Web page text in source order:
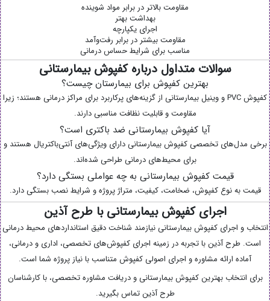
مقاومت بالاتر در برابر مواد شوینده
بهداشت بهتر
اجرای یکپارچه
مقاومت بیشتر در برابر رفت‌وآمد
مناسب برای شرایط حساس درمانی
سوالات متداول درباره کفپوش بیمارستانی
بهترین کفپوش برای بیمارستان چیست؟
کفپوش PVC و وینیل بیمارستانی از گزینه‌های پرکاربرد برای مراکز درمانی هستند؛ زیرا
مقاومت و قابلیت نظافت مناسبی دارند.
آیا کفپوش بیمارستانی ضد باکتری است؟
برخی مدل‌های تخصصی کفپوش بیمارستانی دارای ویژگی‌های آنتی‌باکتریال هستند و
برای محیط‌های درمانی طراحی شده‌اند.
قیمت کفپوش بیمارستانی به چه عواملی بستگی دارد؟
قیمت به نوع کفپوش، ضخامت، کیفیت، متراژ پروژه و شرایط نصب بستگی دارد.
اجرای کفپوش بیمارستانی با طرح آذین
انتخاب و اجرای کفپوش بیمارستانی نیازمند شناخت دقیق استانداردهای محیط درمانی
است. طرح آذین با تجربه در زمینه اجرای کفپوش‌های تخصصی، اداری و درمانی،
آماده ارائه مشاوره و اجرای اصولی کفپوش متناسب با نیاز پروژه شما است.
برای انتخاب بهترین کفپوش بیمارستانی و دریافت مشاوره تخصصی، با کارشناسان
طرح آذین تماس بگیرید.